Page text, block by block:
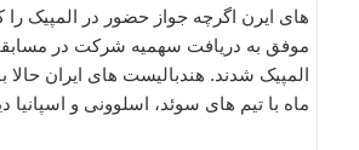
های ایرن اگرچه جواز حضور در المپیک را
موفق به دریافت سهمیه شرکت در
ماه با تیم های سوئد، اسلوونی و اسپانیا